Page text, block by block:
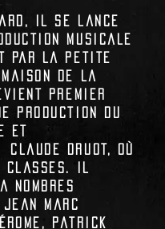
il se lance
musicale
par la petite
de la
premier
production du
et
Claude Druot
classes. Il
nombres
Jean Marc
Patrick